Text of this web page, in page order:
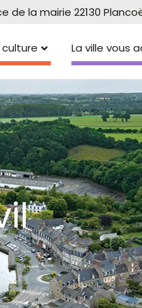
de la mairie 22130
La ville vous